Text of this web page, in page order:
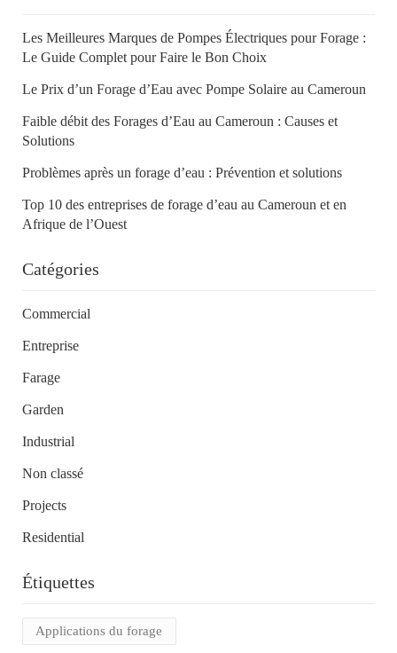
Les Meilleures Marques de Pompes Électriques pour Forage :
Le Guide Complet pour Faire le Bon Choix
Le Prix d’un Forage d’Eau avec Pompe Solaire au Cameroun
Faible débit des Forages d’Eau au Cameroun : Causes et
Solutions
Problèmes après un forage d’eau : Prévention et solutions
Top 10 des entreprises de forage d’eau au Cameroun et en
Afrique de l’Ouest
Catégories
Commercial
Entreprise
Farage
Garden
Industrial
Non classé
Projects
Residential
Étiquettes
Applications du forage